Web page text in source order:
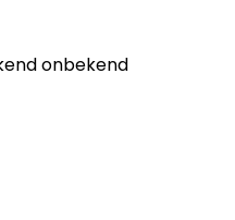
onbekend